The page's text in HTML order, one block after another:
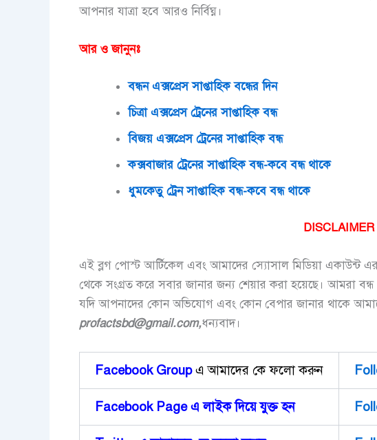
আপনার যাত্রা হবে আরও নির্বিঘ্ন।
আর ও জানুনঃ
বন্ধন এক্সপ্রেস সাপ্তাহিক বন্ধের দিন
চিত্রা এক্সপ্রেস ট্রেনের সাপ্তাহিক বন্ধ
বিজয় এক্সপ্রেস ট্রেনের সাপ্তাহিক বন্ধ
কক্সবাজার ট্রেনের সাপ্তাহিক বন্ধ-কবে বন্ধ থাকে
ধুমকেতু ট্রেন সাপ্তাহিক বন্ধ-কবে বন্ধ থাকে
DISCLAIMER
এই ব্লগ পোস্ট আর্টিকেল এবং আমাদের স্যোসাল মিডিয়া একাউন্ট এর
থেকে সংগ্রত করে সবার জানার জন্য শেয়ার করা হয়েছে। আমরা
যদি আপনাদের কোন অভিযোগ এবং কোন বেপার জানার থাকে
profactsbd@gmail.com,ধন্যবাদ।
Facebook Groupএ আমাদের কে ফলো করুন
Facebook Page এ লাইক দিয়ে ‍যুক্ত হন